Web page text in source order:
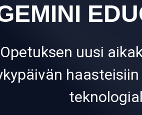
Opetuksen uusi